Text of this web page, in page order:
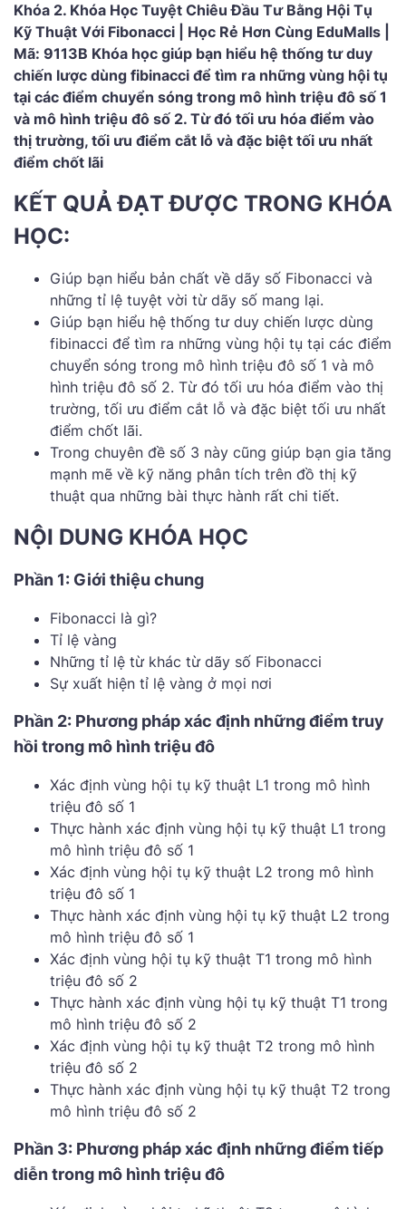
Khóa 2. Khóa Học Tuyệt Chiêu Đầu Tư Bằng Hội Tụ
Kỹ Thuật Với Fibonacci | Học Rẻ Hơn Cùng EduMalls |
Mã: 9113B Khóa học giúp bạn hiểu hệ thống tư duy
chiến lược dùng fibinacci để tìm ra những vùng hội tụ
tại các điểm chuyển sóng trong mô hình triệu đô số 1
và mô hình triệu đô số 2. Từ đó tối ưu hóa điểm vào
thị trường, tối ưu điểm cắt lỗ và đặc biệt tối ưu nhất
điểm chốt lãi
KẾT QUẢ ĐẠT ĐƯỢC TRONG KHÓA
HỌC:
Giúp bạn hiểu bản chất về dãy số Fibonacci và
những tỉ lệ tuyệt vời từ dãy số mang lại.
Giúp bạn hiểu hệ thống tư duy chiến lược dùng
fibinacci để tìm ra những vùng hội tụ tại các điểm
chuyển sóng trong mô hình triệu đô số 1 và mô
hình triệu đô số 2. Từ đó tối ưu hóa điểm vào thị
trường, tối ưu điểm cắt lỗ và đặc biệt tối ưu nhất
điểm chốt lãi.
Trong chuyên đề số 3 này cũng giúp bạn gia tăng
mạnh mẽ về kỹ năng phân tích trên đồ thị kỹ
thuật qua những bài thực hành rất chi tiết.
NỘI DUNG KHÓA HỌC
Phần 1: Giới thiệu chung
Fibonacci là gì?
Tỉ lệ vàng
Những tỉ lệ từ khác từ dãy số Fibonacci
Sự xuất hiện tỉ lệ vàng ở mọi nơi
Phần 2: Phương pháp xác định những điểm truy
hồi trong mô hình triệu đô
Xác định vùng hội tụ kỹ thuật L1 trong mô hình
triệu đô số 1
Thực hành xác định vùng hội tụ kỹ thuật L1 trong
mô hình triệu đô số 1
Xác định vùng hội tụ kỹ thuật L2 trong mô hình
triệu đô số 1
Thực hành xác định vùng hội tụ kỹ thuật L2 trong
mô hình triệu đô số 1
Xác định vùng hội tụ kỹ thuật T1 trong mô hình
triệu đô số 2
Thực hành xác định vùng hội tụ kỹ thuật T1 trong
mô hình triệu đô số 2
Xác định vùng hội tụ kỹ thuật T2 trong mô hình
triệu đô số 2
Thực hành xác định vùng hội tụ kỹ thuật T2 trong
mô hình triệu đô số 2
Phần 3: Phương pháp xác định những điểm tiếp
diễn trong mô hình triệu đô